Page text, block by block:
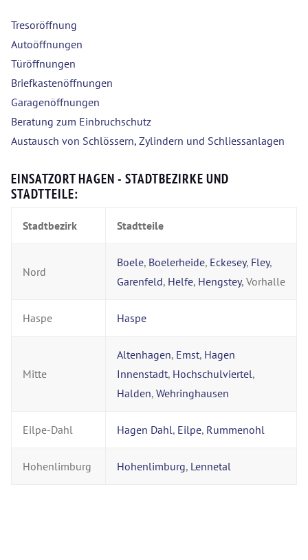
Tresoröffnung
Autoöffnungen
Türöffnungen
Briefkastenöffnungen
Garagenöffnungen
Beratung zum Einbruchschutz
Austausch von Schlössern, Zylindern und Schliessanlagen
EINSATZORT HAGEN - STADTBEZIRKE UND
STADTTEILE:
Stadtbezirk Stadtteile
Nord
Boele, Boelerheide, Eckesey, Fley,
Garenfeld, Helfe, Hengstey, Vorhalle
Haspe Haspe
Mitte
Altenhagen, Emst, Hagen
Innenstadt, Hochschulviertel,
Halden, Wehringhausen
Eilpe-Dahl Hagen Dahl, Eilpe, Rummenohl
Hohenlimburg Hohenlimburg, Lennetal